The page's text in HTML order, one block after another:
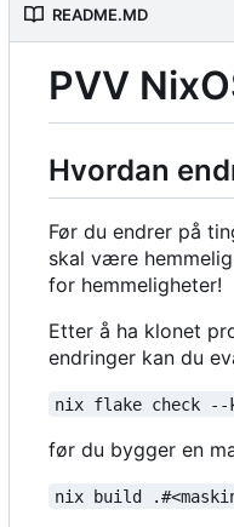
README.MD
PVV
Hvordan
Før du endrer på
skal være
for hemmeligheter!
Etter å ha klonet
endringer kan du
nix flake check --
før du bygger en
nix build